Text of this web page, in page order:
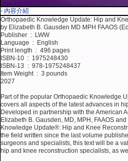
- 內容介紹
Orthopaedic Knowledge Update: Hip and
by Elizabeth B. Gausden MD MPH FAAOS
Publisher ‏ : ‎ LWW
Language ‏ : ‎ English
Print length ‏ : ‎ 496 pages
ISBN-10 ‏ : ‎ 1975248430
ISBN-13 ‏ : ‎ 978-1975248437
Item Weight ‏ : ‎ 3 pounds
2027
Part of the popular Orthopaedic Knowledge
covers all aspects of the latest advances in
Developed in partnership with the American
Elizabeth B. Gausden, MD, MPH, FAAOS
Knowledge Update®: Hip and Knee
the field written since the last volume
surgeons and specialists, this text will be a
hip and knee reconstruction specialists, as